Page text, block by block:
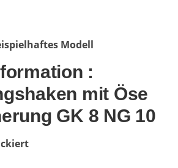
Modell
:
mit Öse
GK 8 NG 10